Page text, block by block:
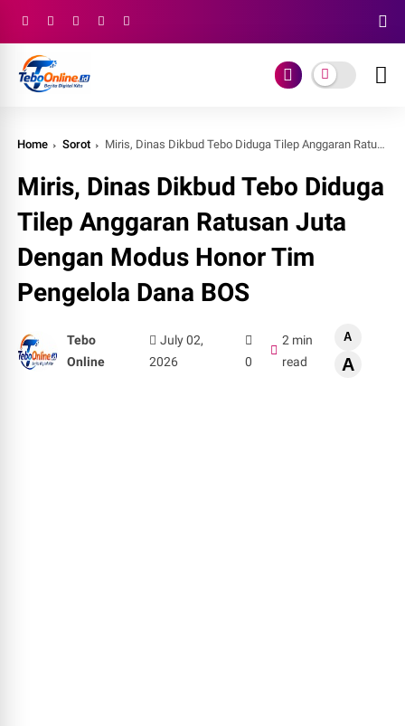
Home Sorot Miris, Dinas Dikbud Tebo Diduga Tilep Anggaran Ratusan Juta Dengan Modus Honor Tim Pengelola Dana BOS
Miris, Dinas Dikbud Tebo Diduga
Tilep Anggaran Ratusan Juta
Dengan Modus Honor Tim
Pengelola Dana BOS
Tebo
Online
July 02,
2026
0
2 min
read
A
A